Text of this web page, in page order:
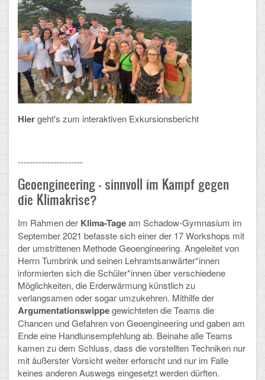
Klima-Projekt
Elternchor
Förderverein
Ehemalige
Schulzeitung: Der Gottfried
Deutsch und Fremdsprachen
Ethik, Philosophie und Religion
Mathematik, Informatik und Naturwissenschaften
Musische Fächer
Sport
ORGANISATION
Abitur
Freistellung/Entschuldigung
Hiergeht's zum interaktiven Exkursionsbericht
----------------------
Geoengineering - sinnvoll im Kampf gegen
die Klimakrise?
Im Rahmen der Klima-Tageam Schadow-Gymnasium im
September 2021 befasste sich einer der 17 Workshops mit
der umstrittenen Methode Geoengineering. Angeleitet von
Herrn Tumbrink und seinen Lehramtsanwärter*innen
informierten sich die Schüler*innen über verschiedene
Möglichkeiten, die Erderwärmung künstlich zu
verlangsamen oder sogar umzukehren. Mithilfe der
Argumentationswippegewichteten die Teams die
Chancen und Gefahren von Geoengineering und gaben am
Ende eine Handlunsempfehlung ab. Beinahe alle Teams
kamen zu dem Schluss, dass die vorstellten Techniken nur
mit äußerster Vorsicht weiter erforscht und nur im Falle
keines anderen Auswegs eingesetzt werden dürften.